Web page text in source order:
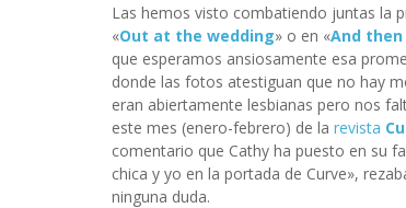
Las hemos visto combatiendo juntas la
«Out at the wedding» o en «And then
que esperamos ansiosamente esa
donde las fotos atestiguan que no hay
eran abiertamente lesbianas pero nos
este mes (enero-febrero) de la revista
comentario que Cathy ha puesto en su
chica y yo en la portada de Curve»,
ninguna duda.